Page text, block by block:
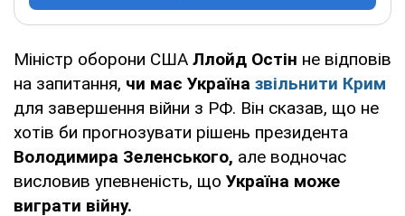
Міністр оборони США Ллойд Остін не відповів
на запитання, чи має Україна звільнити Крим
для завершення війни з РФ. Він сказав, що не
хотів би прогнозувати рішень президента
Володимира Зеленського, але водночас
висловив упевненість, що Україна може
виграти війну.